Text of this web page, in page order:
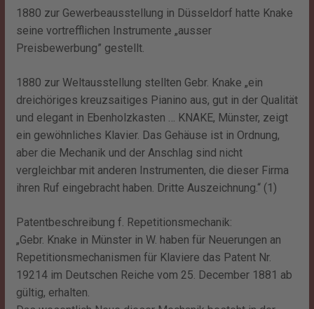
1880 zur Gewerbeausstellung in Düsseldorf hatte Knake
seine vortrefflichen Instrumente „ausser
Preisbewerbung” gestellt.
1880 zur Weltausstellung stellten Gebr. Knake „ein
dreichöriges kreuzsaitiges Pianino aus, gut in der Qualität
und elegant in Ebenholzkasten … KNAKE, Münster, zeigt
ein gewöhnliches Klavier. Das Gehäuse ist in Ordnung,
aber die Mechanik und der Anschlag sind nicht
vergleichbar mit anderen Instrumenten, die dieser Firma
ihren Ruf eingebracht haben. Dritte Auszeichnung.“ (1)
Patentbeschreibung f. Repetitionsmechanik:
„Gebr. Knake in Münster in W. haben für Neuerungen an
Repetitionsmechanismen für Klaviere das Patent Nr.
19214 im Deutschen Reiche vom 25. December 1881 ab
gültig, erhalten.